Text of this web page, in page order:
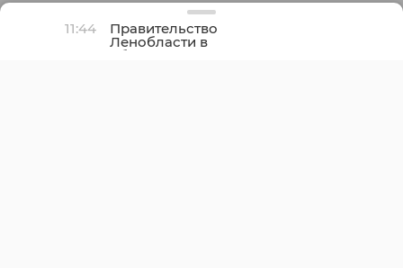
11:44 Правительство
Ленобласти в
обращении напомнило